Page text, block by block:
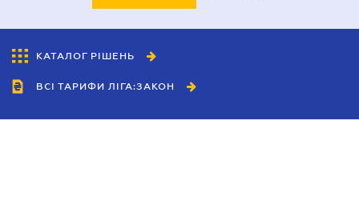
КАТАЛОГ РІШЕНЬ
ВСІ ТАРИФИ ЛІГА:ЗАКОН